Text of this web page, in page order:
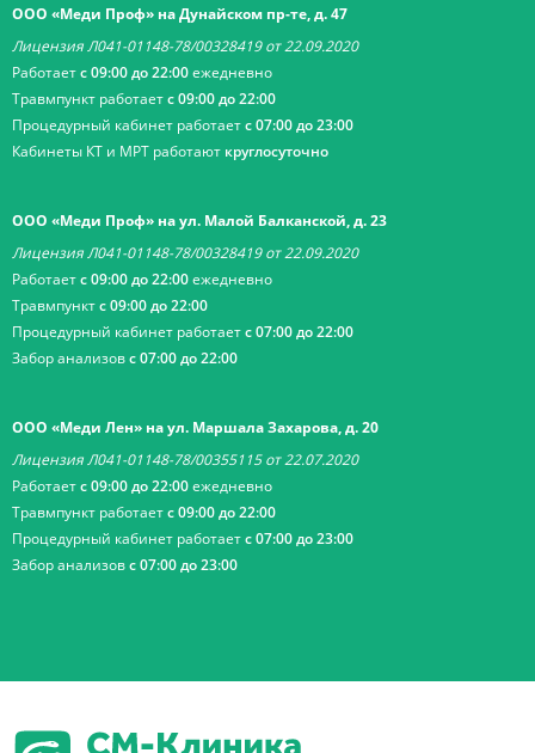
ООО «Меди Проф» на Дунайском пр-те, д. 47
Лицензия Л041-01148-78/00328419 от 22.09.2020
Работаетс 09:00 до 22:00ежедневно
Травмпункт работаетс 09:00 до 22:00
Процедурный кабинет работаетс 07:00 до 23:00
Кабинеты КТ и МРТ работают круглосуточно
ООО «Меди Проф» на ул. Малой Балканской, д. 23
Лицензия Л041-01148-78/00328419 от 22.09.2020
Работаетс 09:00 до 22:00ежедневно
Травмпунктс 09:00 до 22:00
Процедурный кабинет работаетс 07:00 до 22:00
Забор анализовс 07:00 до 22:00
ООО «Меди Лен» на ул. Маршала Захарова, д. 20
Лицензия Л041-01148-78/00355115 от 22.07.2020
Работаетс 09:00 до 22:00ежедневно
Травмпункт работаетс 09:00 до 22:00
Процедурный кабинет работаетс 07:00 до 23:00
Забор анализовс 07:00 до 23:00